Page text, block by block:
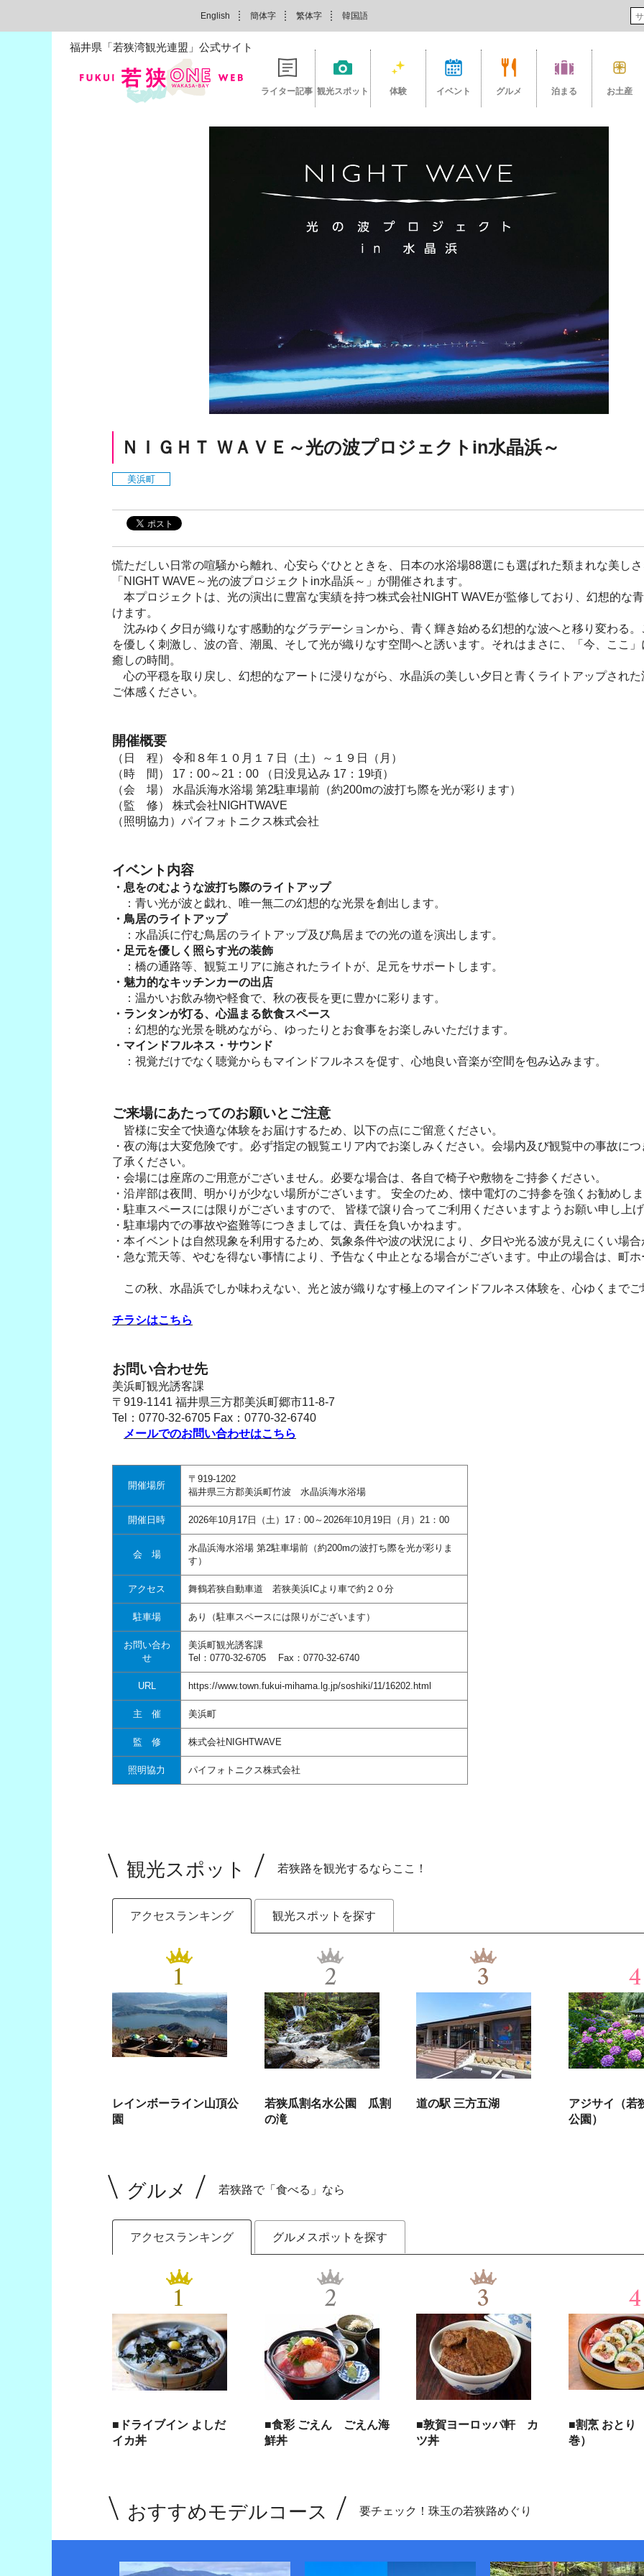
English 簡体字 繁体字 韓国語
福井県「若狭湾観光連盟」公式サイト
ライター記事 観光スポット 体験 イベント グルメ 泊まる お土産
ＮＩＧＨＴ ＷＡＶＥ～光の波プロジェクトin水晶浜～
美浜町
慌ただしい日常の喧騒から離れ、心安らぐひとときを、日本の水浴場88選にも選ばれた類まれな美しさ
「NIGHT WAVE～光の波プロジェクトin水晶浜～」が開催されます。
本プロジェクトは、光の演出に豊富な実績を持つ株式会社NIGHT WAVEが監修しており、幻想的な
けます。
沈みゆく夕日が織りなす感動的なグラデーションから、青く輝き始める幻想的な波へと移り変わる
を優しく刺激し、波の音、潮風、そして光が織りなす空間へと誘います。それはまさに、「今、ここ
癒しの時間。
心の平穏を取り戻し、幻想的なアートに浸りながら、水晶浜の美しい夕日と青くライトアップされ
ご体感ください。
開催概要
（日 程） 令和８年１０月１７日（土）～１９日（月）
（時 間） 17：00～21：00 （日没見込み 17：19頃）
（会 場） 水晶浜海水浴場 第2駐車場前（約200mの波打ち際を光が彩ります）
（監 修） 株式会社NIGHTWAVE
（照明協力）パイフォトニクス株式会社
イベント内容
・息をのむような波打ち際のライトアップ
：青い光が波と戯れ、唯一無二の幻想的な光景を創出します。
・鳥居のライトアップ
：水晶浜に佇む鳥居のライトアップ及び鳥居までの光の道を演出します。
・足元を優しく照らす光の装飾
：橋の通路等、観覧エリアに施されたライトが、足元をサポートします。
・魅力的なキッチンカーの出店
：温かいお飲み物や軽食で、秋の夜長を更に豊かに彩ります。
・ランタンが灯る、心温まる飲食スペース
：幻想的な光景を眺めながら、ゆったりとお食事をお楽しみいただけます。
・マインドフルネス・サウンド
：視覚だけでなく聴覚からもマインドフルネスを促す、心地良い音楽が空間を包み込みます。
ご来場にあたってのお願いとご注意
皆様に安全で快適な体験をお届けするため、以下の点にご留意ください。
・夜の海は大変危険です。必ず指定の観覧エリア内でお楽しみください。会場内及び観覧中の事故に
了承ください。
・会場には座席のご用意がございません。必要な場合は、各自で椅子や敷物をご持参ください。
・沿岸部は夜間、明かりが少ない場所がございます。 安全のため、懐中電灯のご持参を強くお勧めしま
・駐車スペースには限りがございますので、 皆様で譲り合ってご利用くださいますようお願い申し上げ
・駐車場内での事故や盗難等につきましては、責任を負いかねます。
・本イベントは自然現象を利用するため、気象条件や波の状況により、夕日や光る波が見えにくい場合
・急な荒天等、やむを得ない事情により、予告なく中止となる場合がございます。中止の場合は、町ホ
この秋、水晶浜でしか味わえない、光と波が織りなす極上のマインドフルネス体験を、心ゆくまでご
チラシはこちら
お問い合わせ先
美浜町観光誘客課
〒919-1141 福井県三方郡美浜町郷市11-8-7
Tel：0770-32-6705 Fax：0770-32-6740
メールでのお問い合わせはこちら
開催場所
〒919-1202
福井県三方郡美浜町竹波 水晶浜海水浴場
開催日時 2026年10月17日（土）17：00～2026年10月19日（月）21：00
会 場
水晶浜海水浴場 第2駐車場前（約200mの波打ち際を光が彩りま
す）
アクセス 舞鶴若狭自動車道 若狭美浜ICより車で約２０分
駐車場 あり（駐車スペースには限りがございます）
お問い合わ
せ
美浜町観光誘客課
Tel：0770-32-6705 Fax：0770-32-6740
URL https://www.town.fukui-mihama.lg.jp/soshiki/11/16202.html
主 催 美浜町
監 修 株式会社NIGHTWAVE
照明協力 パイフォトニクス株式会社
観光スポット 若狭路を観光するならここ！
アクセスランキング 観光スポットを探す
1
レインボーライン山頂公
園
2
若狭瓜割名水公園 瓜割
の滝
3
道の駅 三方五湖
4
アジサイ（若
公園）
グルメ 若狭路で「食べる」なら
アクセスランキング グルメスポットを探す
1
■ドライブイン よしだ
イカ丼
2
■食彩 ごえん ごえん海
鮮丼
3
■敦賀ヨーロッパ軒 カ
ツ丼
4
■割烹 おとり
巻）
おすすめモデルコース 要チェック！珠玉の若狭路めぐり